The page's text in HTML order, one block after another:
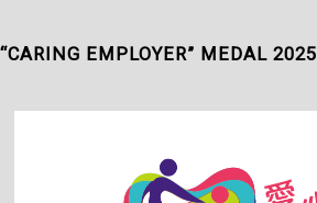
“CARING EMPLOYER” MEDAL 2025